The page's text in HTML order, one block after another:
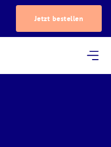
Jetzt bestellen